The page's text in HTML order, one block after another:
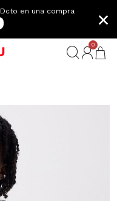
Dcto en una compra
×
0